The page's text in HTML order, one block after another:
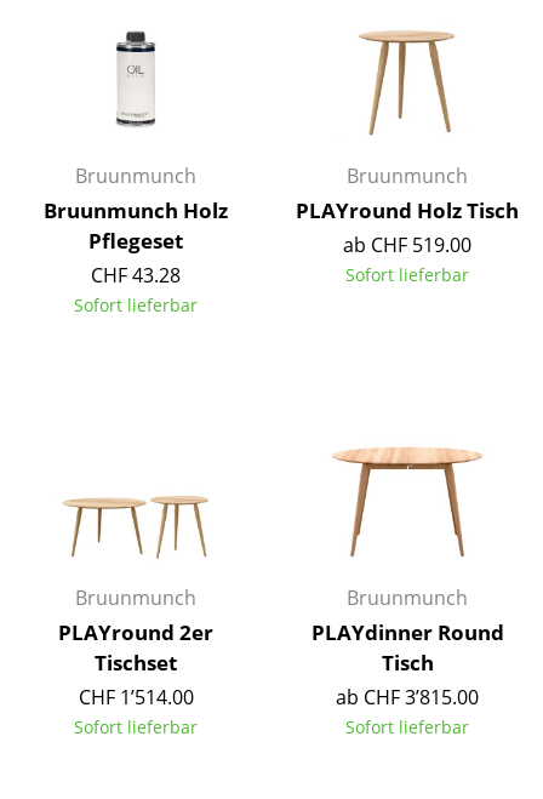
Bücherregale
Wandregale
Sideboards & Kommoden
TV Möbel
Beistell- & Rollcontainer
Barmöbel
... alle Aufbewahrungsmöbel
Licht
Hängeleuchten & Deckenleuchten
Tischleuchten
Schreibtischleuchten
Bruunmunch
Bruunmunch Holz
Pflegeset
CHF 43.28
Sofort lieferbar
Bruunmunch
PLAYround Holz Tisch
ab CHF 519.00
Sofort lieferbar
Bruunmunch
PLAYround 2er
Tischset
CHF 1’514.00
Sofort lieferbar
Bruunmunch
PLAYdinner Round
Tisch
ab CHF 3’815.00
Sofort lieferbar